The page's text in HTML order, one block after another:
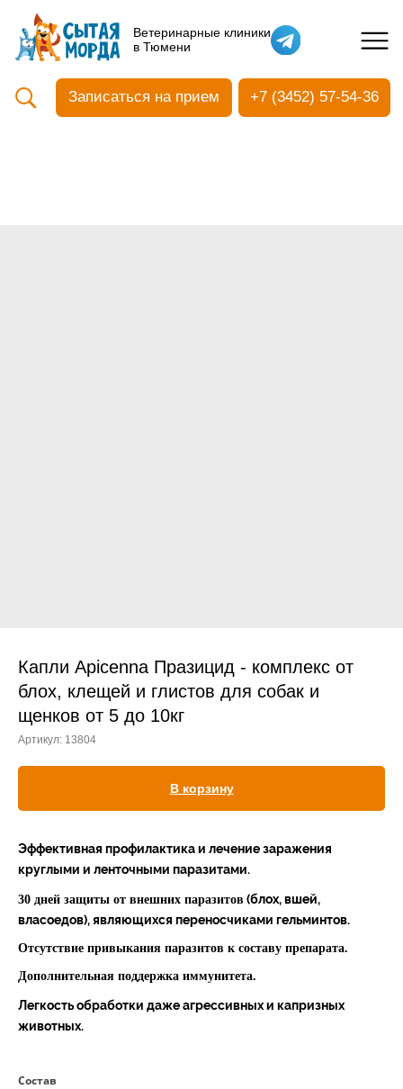
Ветеринарные клиники
в Тюмени
Кастрация собак
Вакцинация
Ультразвуковая чистка зубов
Общий анализ крови
Лечение кроликов
Вакцинация хорьков
Капли Apicenna Празицид - комплекс от
блох, клещей и глистов для собак и
щенков от 5 до 10кг
Артикул: 13804
В корзину
Эффективная профилактика и лечение заражения
круглыми и ленточными паразитами.
30 дней защиты от внешних паразитов (блох, вшей,
власоедов), являющихся переносчиками гельминтов.
Отсутствие привыкания паразитов к составу препарата.
Дополнительная поддержка иммунитета.
Легкость обработки даже агрессивных и капризных
животных.
Состав